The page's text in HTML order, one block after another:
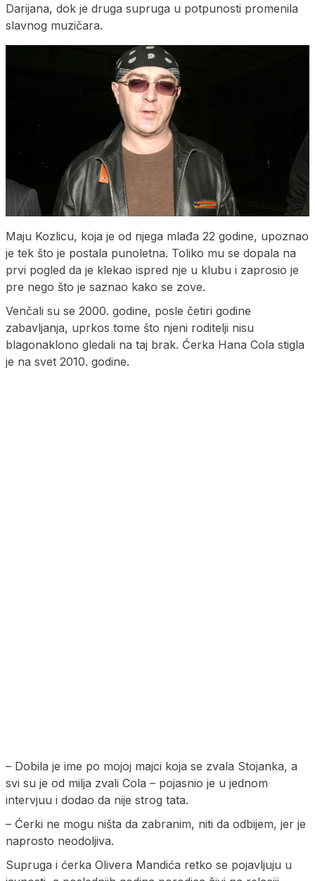
Darijana, dok je druga supruga u potpunosti promenila
slavnog muzičara.
Maju Kozlicu, koja je od njega mlađa 22 godine, upoznao
je tek što je postala punoletna. Toliko mu se dopala na
prvi pogled da je klekao ispred nje u klubu i zaprosio je
pre nego što je saznao kako se zove.
Venčali su se 2000. godine, posle četiri godine
zabavljanja, uprkos tome što njeni roditelji nisu
blagonaklono gledali na taj brak. Ćerka Hana Cola stigla
je na svet 2010. godine.
– Dobila je ime po mojoj majci koja se zvala Stojanka, a
svi su je od milja zvali Cola – pojasnio je u jednom
intervjuu i dodao da nije strog tata.
– Ćerki ne mogu ništa da zabranim, niti da odbijem, jer je
naprosto neodoljiva.
Supruga i ćerka Olivera Mandića retko se pojavljuju u